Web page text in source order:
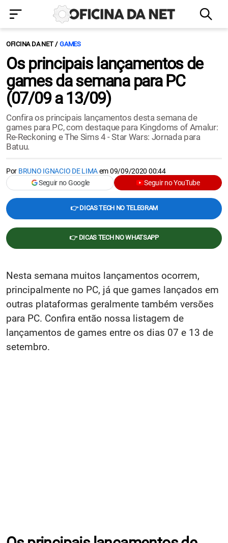
OFICINA DA NET GAMES
Os principais lançamentos de
games da semana para PC
(07/09 a 13/09)
Confira os principais lançamentos desta semana de
games para PC, com destaque para Kingdoms of Amalur:
Re-Reckoning e The Sims 4 - Star Wars: Jornada para
Batuu.
Por BRUNO IGNACIO DE LIMAem09/09/2020 00:44
Seguir no Google
Seguir no YouTube
👉 DICAS TECH NO TELEGRAM
👉 DICAS TECH NO WHATSAPP
Nesta semana muitos lançamentos ocorrem,
principalmente no PC, já que games lançados em
outras plataformas geralmente também versões
para PC. Confira então nossa listagem de
lançamentos de games entre os dias 07 e 13 de
setembro.